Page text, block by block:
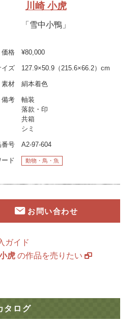
川崎 小虎
「雪中小鴨」
価格 ¥80,000
イズ 127.9×50.9（215.6×66.2）cm
素材 絹本着色
備考
軸装
落款・印
共箱
シミ
番号 A2-97-604
ード 動物・鳥・魚
お問い合わせ
ガイド
虎 の作品を売りたい
タログ